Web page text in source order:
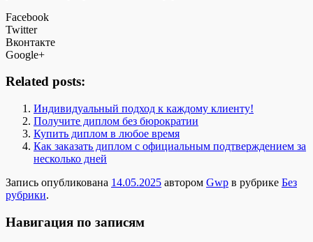
Facebook
Twitter
Вконтакте
Google+
Related posts:
Индивидуальный подход к каждому клиенту!
Получите диплом без бюрократии
Купить диплом в любое время
Как заказать диплом с официальным подтверждением за
несколько дней
Запись опубликована 14.05.2025 автором Gwp в рубрике Без
рубрики.
Навигация по записям